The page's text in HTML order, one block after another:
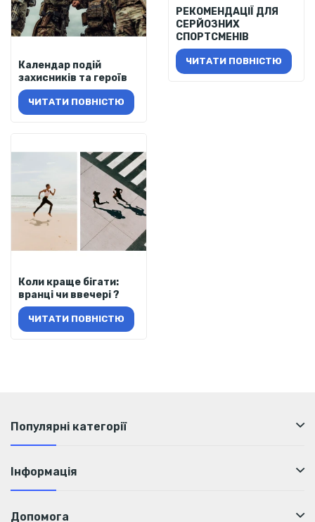
Календар подій
захисників та героїв
ЧИТАТИ ПОВНІСТЮ
РЕКОМЕНДАЦІЇ ДЛЯ
СЕРЙОЗНИХ
СПОРТСМЕНІВ
ЧИТАТИ ПОВНІСТЮ
Коли краще бігати:
вранці чи ввечері ?
ЧИТАТИ ПОВНІСТЮ
Популярні категорії
Інформація
Допомога